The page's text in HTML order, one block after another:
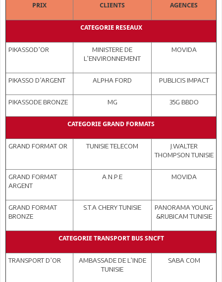
PRIX CLIENTS AGENCES
CATEGORIE RESEAUX
PIKASSOD’OR
MINISTERE DE
L’ENVIRONNEMENT
MOVIDA
PIKASSO D’ARGENT ALPHA FORD PUBLICIS IMPACT
PIKASSODE BRONZE MG 35G BBDO
CATEGORIE GRAND FORMATS
GRAND FORMAT OR TUNISIE TELECOM
J.WALTER
THOMPSON TUNISIE
GRAND FORMAT
ARGENT
A.N.P.E MOVIDA
GRAND FORMAT
BRONZE
S.T.A CHERY TUNISIE
PANORAMA YOUNG
&RUBICAM TUNISIE
CATEGORIE TRANSPORT BUS SNCFT
TRANSPORT D’OR
AMBASSADE DE L’INDE
TUNISIE
SABA COM